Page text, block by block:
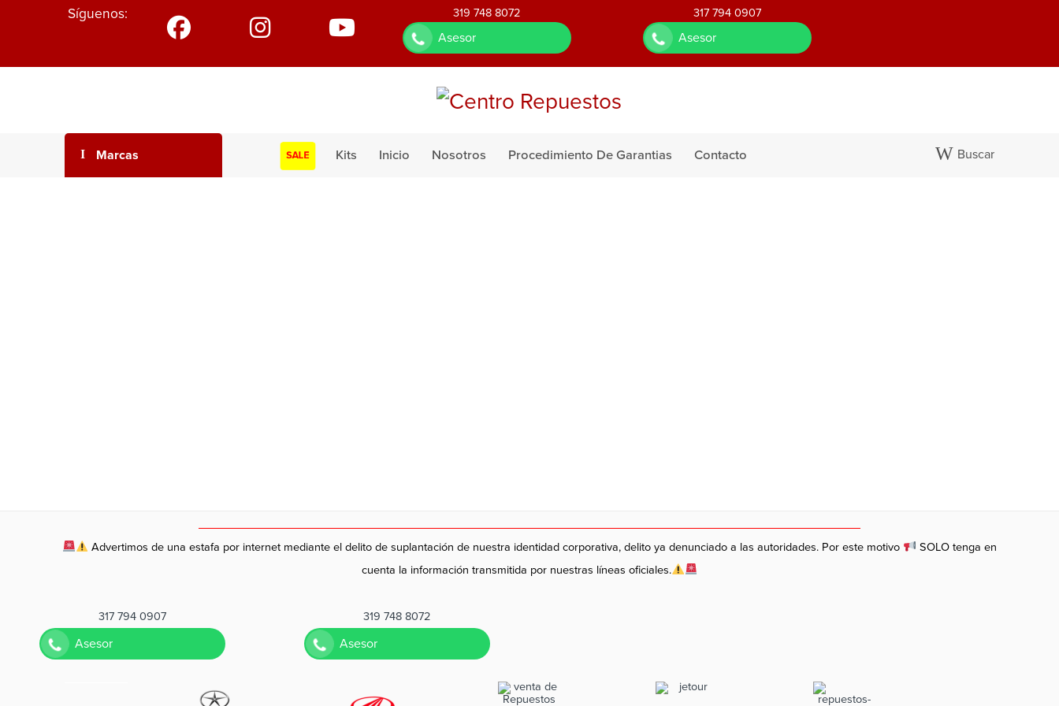
Síguenos: 319 748 8072
Asesor
317 794 0907
Asesor
Marcas SALE Kits Inicio Nosotros Procedimiento De Garantias Contacto Buscar
Advertimos de una estafa por internet mediante el delito de suplantación de nuestra identidad corporativa, delito ya denunciado a las autoridades. Por este motivo
SOLO tenga en
cuenta la información transmitida por nuestras líneas oficiales.
317 794 0907
Asesor
319 748 8072
Asesor